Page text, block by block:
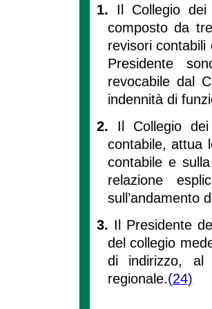
1. Il Collegio
composto da
revisori
Presidente
revocabile dal
indennità di
2. Il Collegio
contabile, attua
contabile e
relazione
sull’andamento
3. Il Presidente
del collegio
di indirizzo, al
regionale.(24)